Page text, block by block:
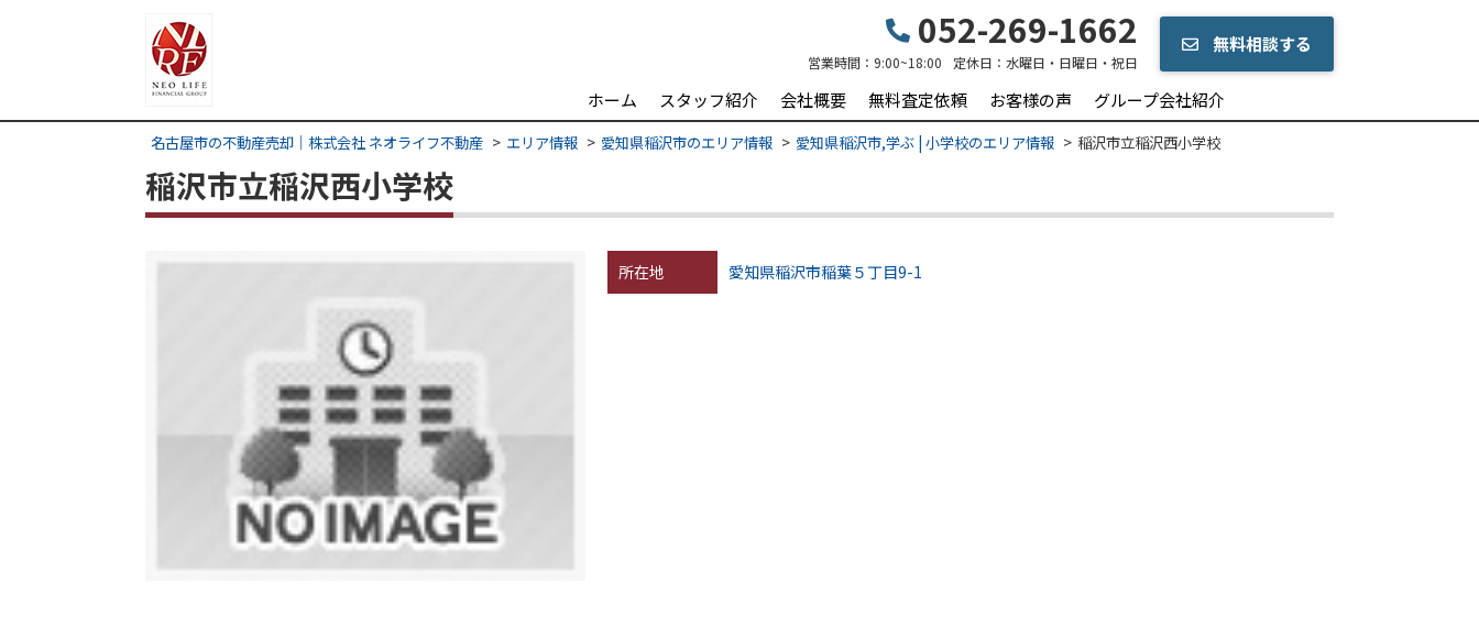
052-269-1662
営業時間： 9:00~18:00 定休日： 水曜日・日曜日・祝日
無料相談する
ホーム スタッフ紹介 会社概要 無料査定依頼 お客様の声 グループ会社紹介
名古屋市の不動産売却｜株式会社 ネオライフ不動産 エリア情報 愛知県稲沢市のエリア情報 愛知県稲沢市,学ぶ | 小学校のエリア情報 稲沢市立稲沢西小学校
稲沢市立稲沢西小学校
所在地 愛知県稲沢市稲葉５丁目9-1